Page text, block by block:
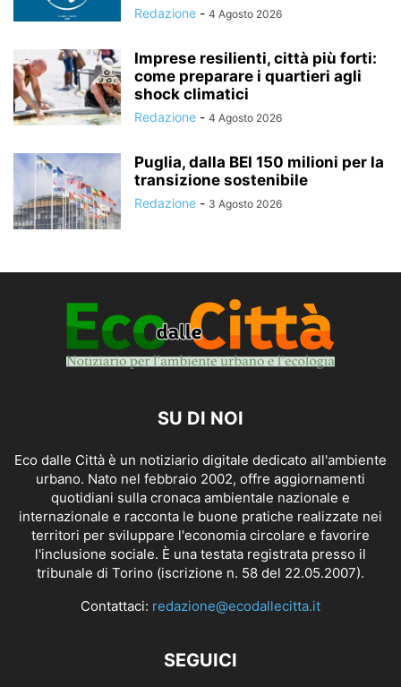
Redazione - 4 Agosto 2026
Imprese resilienti, città più forti:
come preparare i quartieri agli
shock climatici
Redazione - 4 Agosto 2026
Puglia, dalla BEI 150 milioni per la
transizione sostenibile
Redazione - 3 Agosto 2026
SU DI NOI
Eco dalle Città è un notiziario digitale dedicato all'ambiente
urbano. Nato nel febbraio 2002, offre aggiornamenti
quotidiani sulla cronaca ambientale nazionale e
internazionale e racconta le buone pratiche realizzate nei
territori per sviluppare l'economia circolare e favorire
l'inclusione sociale. È una testata registrata presso il
tribunale di Torino (iscrizione n. 58 del 22.05.2007).
Contattaci: redazione@ecodallecitta.it
SEGUICI